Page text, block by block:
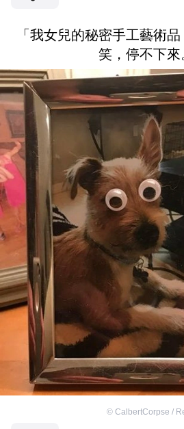
「我女兒的秘密手工藝術
笑，停不下來
© CalbertCorpse /